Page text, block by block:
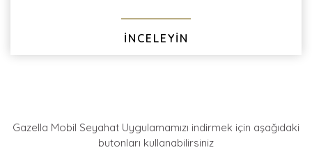
İNCELEYİN
Gazella Mobil Seyahat Uygulamamızı indirmek için aşağıdaki
butonları kullanabilirsiniz